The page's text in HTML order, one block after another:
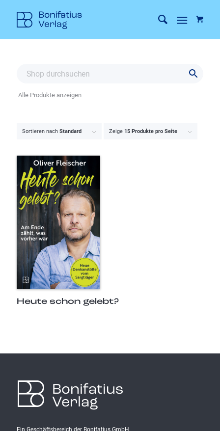
Sortieren nach Standard Zeige 15 Produkte pro Seite
Heute schon gelebt?
Alle Produkte anzeigen
Bonifatius
Verlag
Ein Geschäftsbereich der Bonifatius GmbH